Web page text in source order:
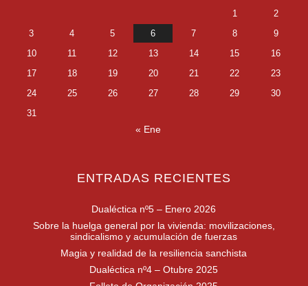
1
2
3
4 5 6 7 8
9
10
11 12 13 14 15
16
17
18 19 20 21 22
23
24
25 26 27 28 29
30
31
« Ene
ENTRADAS RECIENTES
Dualéctica nº5 – Enero 2026
Sobre la huelga general por la vivienda: movilizaciones,
sindicalismo y acumulación de fuerzas
Magia y realidad de la resiliencia sanchista
Dualéctica nº4 – Otubre 2025